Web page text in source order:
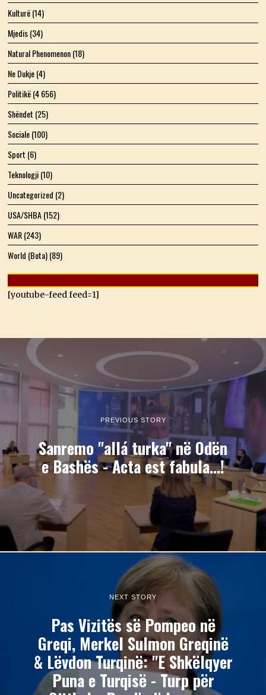
Kulturë(14)
Mjedis(34)
Natural Phenomenon(18)
Ne Dukje(4)
Politikë(4 656)
Shëndet (25)
Sociale(100)
Sport (6)
Teknologji(10)
Uncategorized (2)
USA/SHBA(152)
WAR(243)
World (Bota)(89)
[youtube-feed feed=1]
PREVIOUS STORY
Sanremo "allá turka" në Odën
e Bashës - Acta est fabula...!
NEXT STORY
Pas Vizitës së Pompeo në
Greqi, Merkel Sulmon Greqinë
& Lëvdon Turqinë: "E Shkëlqyer
Puna e Turqisë - Turp për